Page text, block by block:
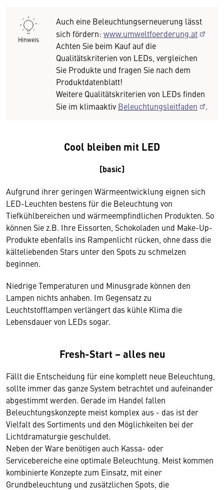
Hinweis
Auch eine Beleuchtungserneuerung lässt
sich fördern: www.umweltfoerderung.at
Achten Sie beim Kauf auf die
Qualitätskriterien von LEDs, vergleichen
Sie Produkte und fragen Sie nach dem
Produktdatenblatt!
Weitere Qualitätskriterien von LEDs finden
Sie im klimaaktiv Beleuchtungsleitfaden .
Cool bleiben mit LED
[basic]
Aufgrund ihrer geringen Wärmeentwicklung eignen sich
LED-Leuchten bestens für die Beleuchtung von
Tiefkühlbereichen und wärmeempfindlichen Produkten. So
können Sie z.B. Ihre Eissorten, Schokoladen und Make-Up-
Produkte ebenfalls ins Rampenlicht rücken, ohne dass die
kälteliebenden Stars unter den Spots zu schmelzen
beginnen.
Niedrige Temperaturen und Minusgrade können den
Lampen nichts anhaben. Im Gegensatz zu
Leuchtstofflampen verlängert das kühle Klima die
Lebensdauer von LEDs sogar.
Fresh-Start – alles neu
Fällt die Entscheidung für eine komplett neue Beleuchtung,
sollte immer das ganze System betrachtet und aufeinander
abgestimmt werden. Gerade im Handel fallen
Beleuchtungskonzepte meist komplex aus - das ist der
Vielfalt des Sortiments und den Möglichkeiten bei der
Lichtdramaturgie geschuldet.
Neben der Ware benötigen auch Kassa- oder
Servicebereiche eine optimale Beleuchtung. Meist kommen
kombinierte Konzepte zum Einsatz, mit einer
Grundbeleuchtung und zusätzlichen Spots, die